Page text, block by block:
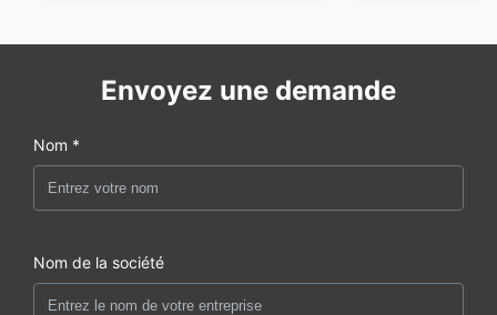
Envoyez une demande
Nom *
Nom de la société